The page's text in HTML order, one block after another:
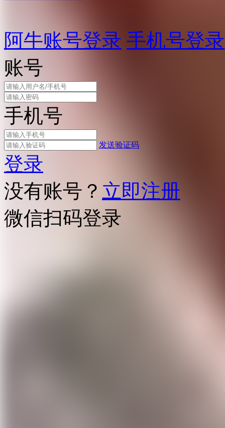
阿牛账号登录 手机号登录
账号
手机号
发送验证码
登录
没有账号？ 立即注册
微信扫码登录